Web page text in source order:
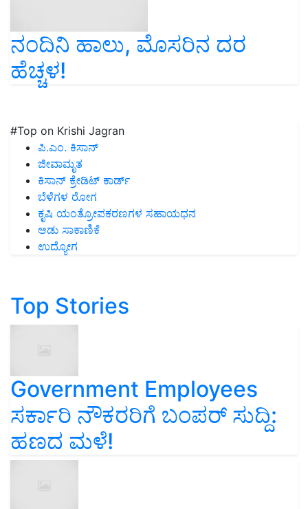
ನಂದಿನಿ ಹಾಲು, ಮೊಸರಿನ ದರ
ಹೆಚ್ಚಳ!
#Top on Krishi Jagran
ಪಿ.ಎಂ. ಕಿಸಾನ್
ಜೀವಾಮೃತ
ಕಿಸಾನ್ ಕ್ರೇಡಿಟ್ ಕಾರ್ಡ್
ಬೆಳೆಗಳ ರೋಗ
ಕೃಷಿ ಯಂತ್ರೋಪಕರಣಗಳ ಸಹಾಯಧನ
ಆಡು ಸಾಕಾಣಿಕೆ
ಉದ್ಯೋಗ
Top Stories
Government Employees
ಸರ್ಕಾರಿ ನೌಕರರಿಗೆ ಬಂಪರ್‌ ಸುದ್ದಿ:
ಹಣದ ಮಳೆ!